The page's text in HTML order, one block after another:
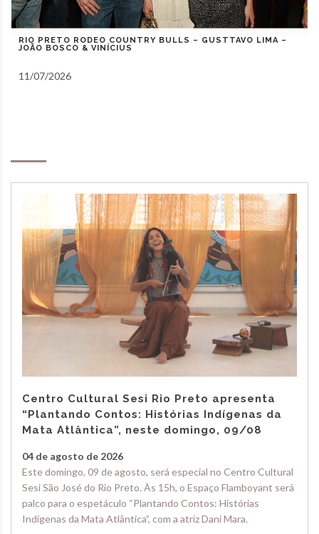
RIO PRETO COUNTRY BULLS – ZEZÉ DI CAMARGO,
GUSTAVO MIOTO E NATANZINHO LIMA
10/07/2026
Centro Cultural Sesi Rio Preto apresenta
“Plantando Contos: Histórias Indígenas da
Mata Atlântica”, neste domingo, 09/08
04 de agosto de 2026
Este domingo, 09 de agosto, será especial no Centro Cultural
Sesi São José do Rio Preto. Às 15h, o Espaço Flamboyant será
palco para o espetáculo “Plantando Contos: Histórias
Indígenas da Mata Atlântica”, com a atriz Dani Mara.